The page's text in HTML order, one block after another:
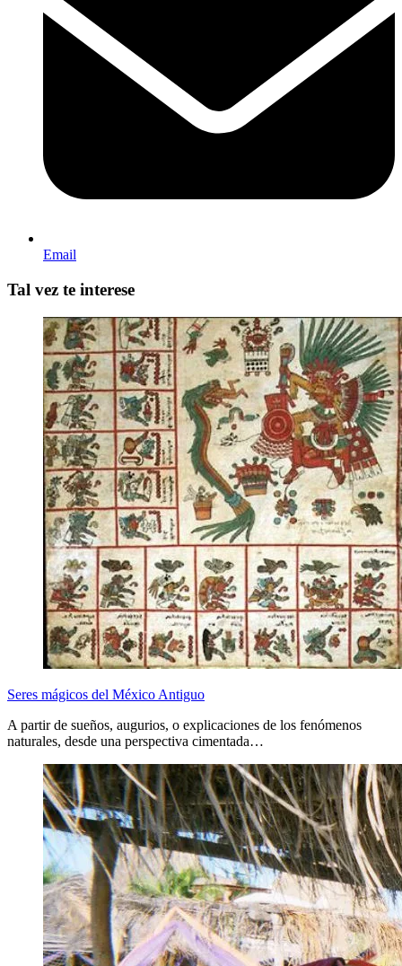
Email
Tal vez te interese
Seres mágicos del México Antiguo
A partir de sueños, augurios, o explicaciones de los fenómenos
naturales, desde una perspectiva cimentada…